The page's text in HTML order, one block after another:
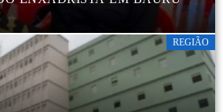
REGIÃO